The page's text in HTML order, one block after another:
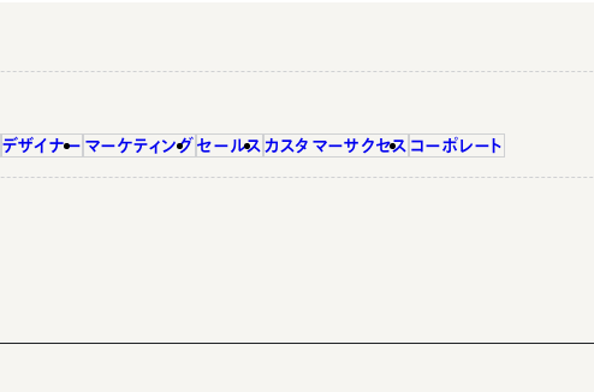
デザイナー マーケティング セールス カスタマーサクセス コーポレート